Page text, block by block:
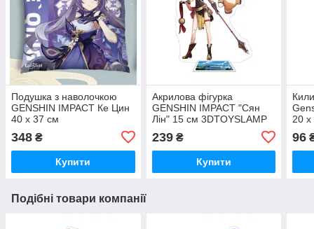
Подушка з наволочкою
GENSHIN IMPACT Ке Цин
40 x 37 см
348 ₴
Купити
Акрилова фігурка
GENSHIN IMPACT "Сян
Лін" 15 см 3DTOYSLAMP
239₴
Купити
20
96
Подібні товари компанії